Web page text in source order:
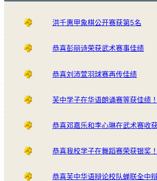
洪千惠甲象棋公开赛获第5名
恭喜彭丽诗荣获武术赛事佳绩
恭喜刘沛萱羽球赛再传佳绩
芙中学子在华语朗诵赛等获佳绩！
恭喜邓嘉乐和李心琳在武术赛收
恭喜我校学子在舞蹈赛荣获银奖！
恭喜芙中华语辩论校队蝉联全中